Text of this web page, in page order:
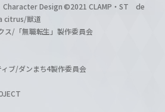
Design ©2021 CLAMP・ST de
citrus/獣道
ス/「無職転生」製作委員会
ブ/ダンまち4製作委員会